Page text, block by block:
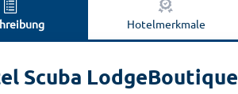
Hotelmerkmale
Scuba LodgeBoutique